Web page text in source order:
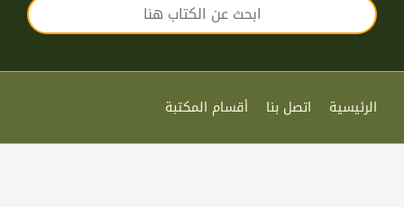
الرئيسية اتصل بنا أقسام المكتبة